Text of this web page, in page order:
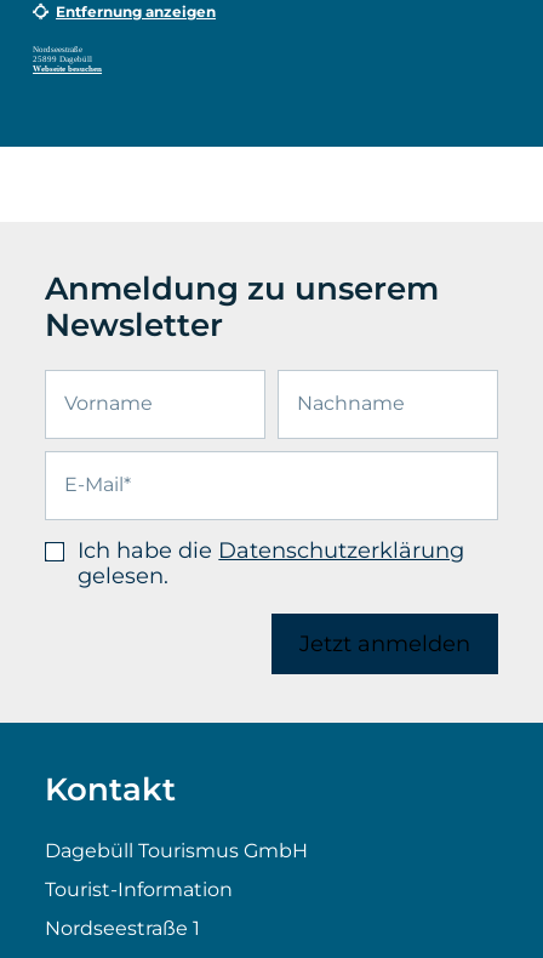
Entfernung anzeigen
Nordseestraße
25899 Dagebüll
Webseite besuchen
Anmeldung zu unserem
Newsletter
Ich habe die Datenschutzerklärung
gelesen.
Jetzt anmelden
Kontakt
Dagebüll Tourismus GmbH
Tourist-Information
Nordseestraße 1